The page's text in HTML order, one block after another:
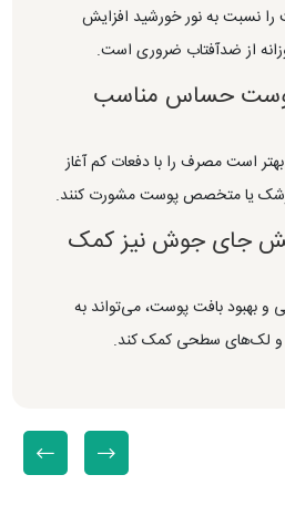
نسبت به نور خورشید افزایش
از ضدآفتاب ضروری است.
پوست حساس مناسب
است مصرف را با دفعات کم آغاز
پزشک یا متخصص پوست مشورت کنند.
جای جوش نیز کمک
و بهبود بافت پوست، می‌تواند به
لک‌های سطحی کمک کند.